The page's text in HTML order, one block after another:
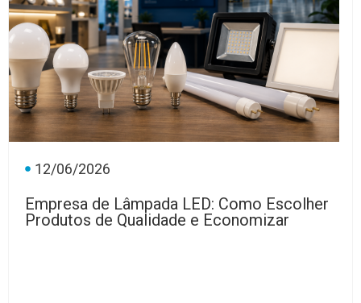
12/06/2026
Empresa de Lâmpada LED: Como Escolher
Produtos de Qualidade e Economizar